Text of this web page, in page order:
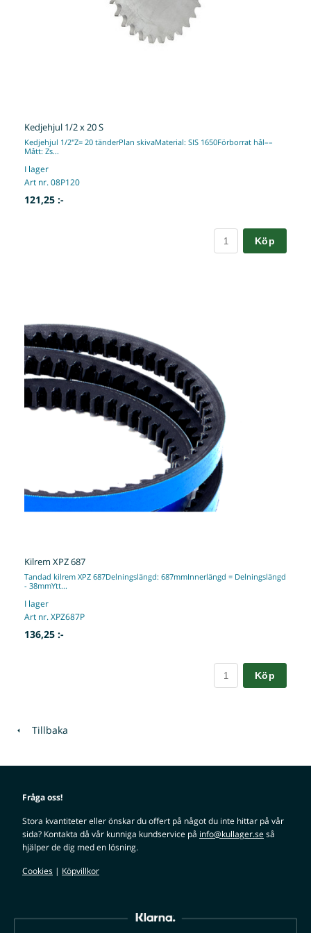
Kedjehjul 1/2 x 20 S
Kedjehjul 1/2"Z= 20 tänderPlan skivaMaterial: SIS 1650Förborrat hål––
Mått: Zs...
I lager
Art nr. 08P120
121,25 :-
Köp
Kilrem XPZ 687
Tandad kilrem XPZ 687Delningslängd: 687mmInnerlängd = Delningslängd
- 38mmYtt...
I lager
Art nr. XPZ687P
136,25 :-
Köp
Tillbaka
Fråga oss!
Stora kvantiteter eller önskar du offert på något du inte hittar på vår
sida? Kontakta då vår kunniga kundservice på info@kullager.seså
hjälper de dig med en lösning.
Cookies | Köpvillkor